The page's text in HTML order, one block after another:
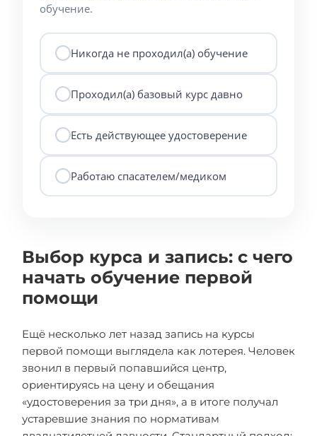
обучение.
Никогда не проходил(а) обучение
Проходил(а) базовый курс давно
Есть действующее удостоверение
Работаю спасателем/медиком
Выбор курса и запись: с чего
начать обучение первой
помощи
Ещё несколько лет назад запись на курсы
первой помощи выглядела как лотерея. Человек
звонил в первый попавшийся центр,
ориентируясь на цену и обещания
«удостоверения за три дня», а в итоге получал
устаревшие знания по нормативам